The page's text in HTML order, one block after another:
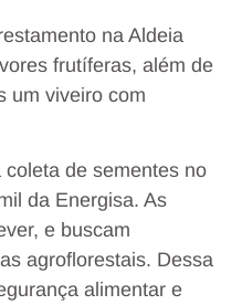
na Aldeia
frutíferas, além de
um viveiro com
de sementes no
da Energisa. As
e buscam
agroflorestais. Dessa
alimentar e